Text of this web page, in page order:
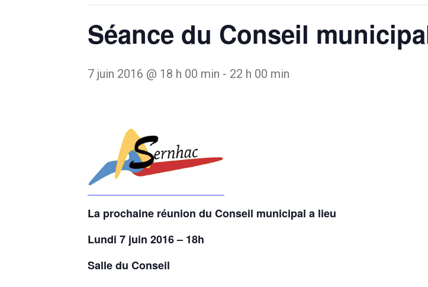
Séance du Conseil
7 juin 2016 @ 18 h 00 min - 22 h 00 min
La prochaine réunion du Conseil municipal a lieu
Lundi 7 juin 2016 – 18h
Salle du Conseil